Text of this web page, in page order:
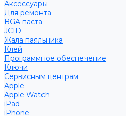
Аксессуары
Для ремонта
BGA паста
JCID
Жала паяльника
Клей
Программное обеспечение
Ключи
Сервисным центрам
Apple
Apple Watch
iPad
iPhone